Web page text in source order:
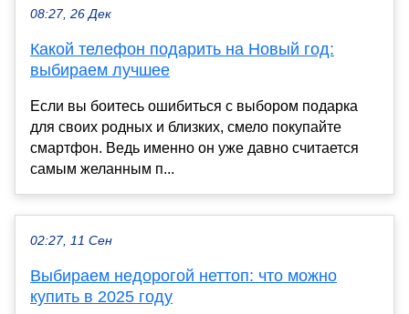
08:27, 26 Дек
Какой телефон подарить на Новый год:
выбираем лучшее
Если вы боитесь ошибиться с выбором подарка
для своих родных и близких, смело покупайте
смартфон. Ведь именно он уже давно считается
самым желанным п...
02:27, 11 Сен
Выбираем недорогой неттоп: что можно
купить в 2025 году